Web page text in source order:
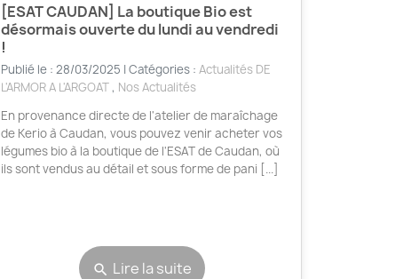
[ESAT CAUDAN] La boutique Bio est
désormais ouverte du lundi au vendredi
!
Publié le : 28/03/2025 | Catégories : Actualités DE
L'ARMOR A L'ARGOAT, Nos Actualités
En provenance directe de l'atelier de maraîchage
de Kerio à Caudan, vous pouvez venir acheter vos
légumes bio à la boutique de l'ESAT de Caudan, où
ils sont vendus au détail et sous forme de pani [...]
search Lire la suite